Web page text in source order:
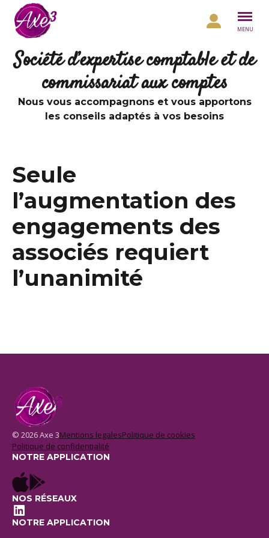
Aller au contenu
MENU
Société d’expertise comptable et de
commissariat aux comptes
Nous vous accompagnons et vous apportons
les conseils adaptés à vos besoins
Seule
l’augmentation des
engagements des
associés requiert
l’unanimité
© 2026 Axe 3Mentions legalesPolitique de cookies
Politique de confidentialité
NOTRE APPLICATION
NOS RÉSEAUX
LinkedIn
NOTRE APPLICATION